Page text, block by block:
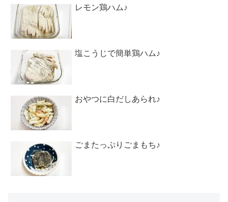
レモン鶏ハム♪
塩こうじで簡単鶏ハム♪
おやつに白だしあられ♪
ごまたっぷりごまもち♪